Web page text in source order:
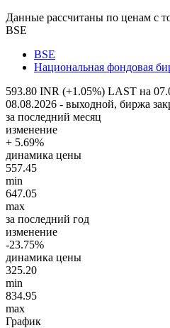
Данные рассчитаны по ценам с
BSE
BSE
Национальная фондовая
593.80 INR (+1.05%) LAST на
08.08.2026 - выходной, биржа
за последний месяц
изменение
+ 5.69%
динамика цены
557.45
min
647.05
max
за последний год
изменение
-23.75%
динамика цены
325.20
min
834.95
max
График